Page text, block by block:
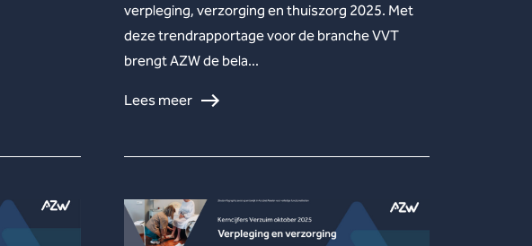
verpleging, verzorging en thuiszorg 2025. Met
deze trendrapportage voor de branche VVT
brengt AZW de bela...
Lees meer